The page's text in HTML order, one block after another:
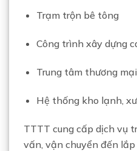
Trạm trộn bê tông
Công trình xây dựng
Trung tâm thương
Hệ thống kho lạnh,
TTTT cung cấp dịch vụ
vấn, vận chuyển đến